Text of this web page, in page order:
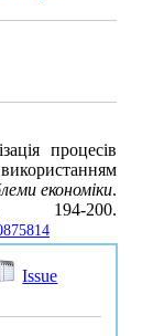
процесів
економіки.
200.
Issue